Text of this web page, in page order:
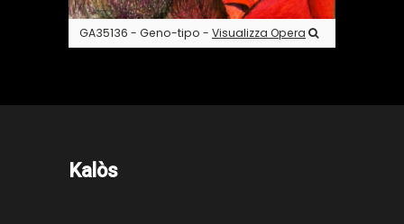
GA35136 - Geno-tipo - Visualizza Opera
Kalòs